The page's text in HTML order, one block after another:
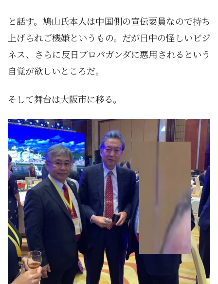
と話す。鳩山氏本人は中国側の宣伝要員なので持ち
上げられご機嫌というもの。だが日中の怪しいビジ
ネス、さらに反日プロパガンダに悪用されるという
自覚が欲しいところだ。
そして舞台は大阪市に移る。